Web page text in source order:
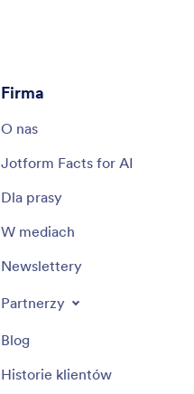
Firma
O nas
Jotform Facts for AI
Dla prasy
W mediach
Newslettery
Partnerzy
Blog
Historie klientów